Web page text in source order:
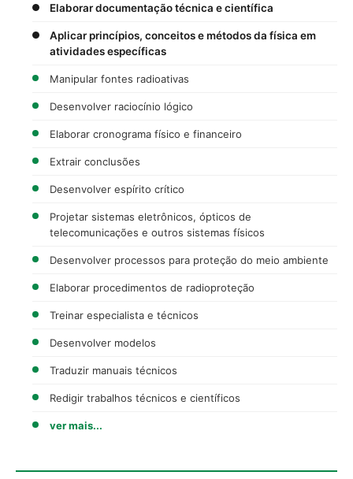
Elaborar documentação técnica e científica
Aplicar princípios, conceitos e métodos da física em
atividades específicas
Manipular fontes radioativas
Desenvolver raciocínio lógico
Elaborar cronograma físico e financeiro
Extrair conclusões
Desenvolver espírito crítico
Projetar sistemas eletrônicos, ópticos de
telecomunicações e outros sistemas físicos
Desenvolver processos para proteção do meio ambiente
Elaborar procedimentos de radioproteção
Treinar especialista e técnicos
Desenvolver modelos
Traduzir manuais técnicos
Redigir trabalhos técnicos e científicos
ver mais...